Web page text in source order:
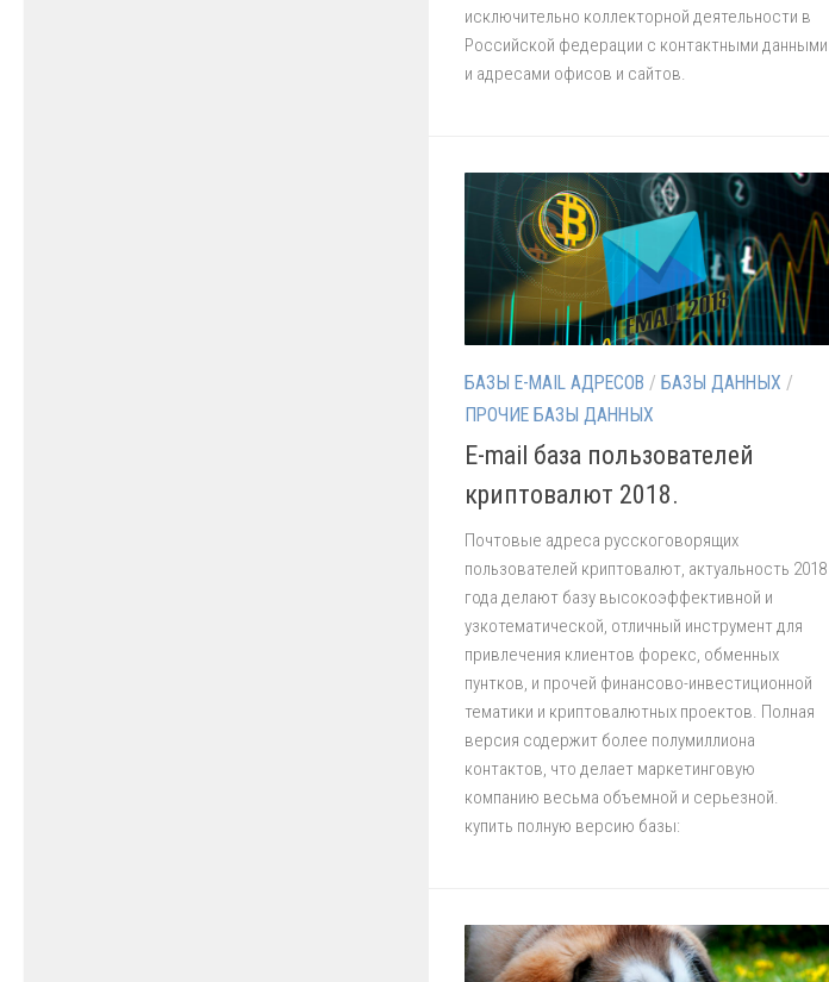
исключительно коллекторной деятельности в
Российской федерации с контактными данными
и адресами офисов и сайтов.
БАЗЫ E-MAIL АДРЕСОВ / БАЗЫ ДАННЫХ /
ПРОЧИЕ БАЗЫ ДАННЫХ
E-mail база пользователей
криптовалют 2018.
Почтовые адреса русскоговорящих
пользователей криптовалют, актуальность 2018
года делают базу высокоэффективной и
узкотематической, отличный инструмент для
привлечения клиентов форекс, обменных
пунтков, и прочей финансово-инвестиционной
тематики и криптовалютных проектов. Полная
версия содержит более полумиллиона
контактов, что делает маркетинговую
компанию весьма объемной и серьезной.
купить полную версию базы: